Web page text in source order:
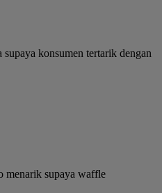
konsumen tertarik dengan
menarik supaya waffle